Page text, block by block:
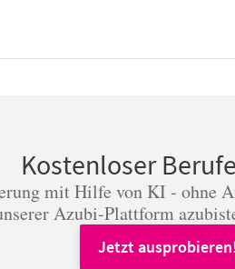
Kostenloser
mit Hilfe von KI - ohne
Azubi-Plattform
Jetzt ausprobieren!